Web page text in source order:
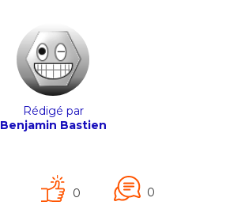
Rédigé par
Benjamin Bastien
0 0